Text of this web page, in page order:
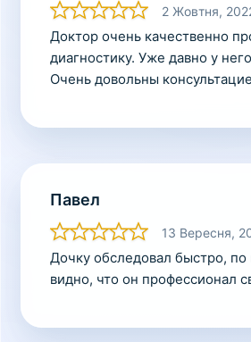
2 Жовтня,
Доктор очень качественно
диагностику. Уже давно у
Очень довольны
Павел
13 Вересня,
Дочку обследовал быстро, по
видно, что он профессионал